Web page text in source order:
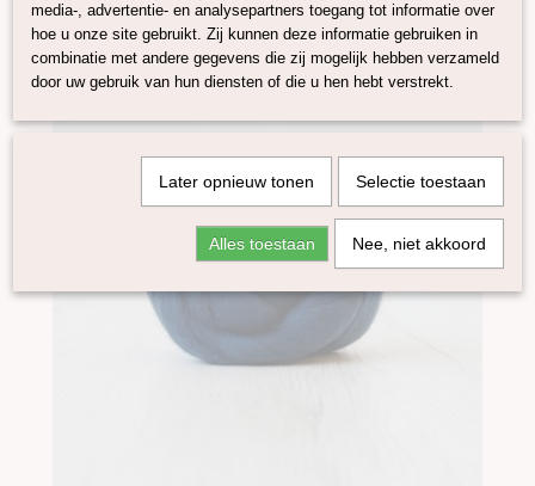
media-, advertentie- en analysepartners toegang tot informatie over
hoe u onze site gebruikt. Zij kunnen deze informatie gebruiken in
combinatie met andere gegevens die zij mogelijk hebben verzameld
door uw gebruik van hun diensten of die u hen hebt verstrekt.
Later opnieuw tonen Selectie toestaan
Alles toestaan Nee, niet akkoord